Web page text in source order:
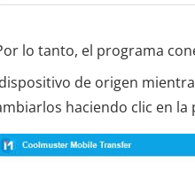
lo tanto, el programa
de origen
haciendo clic en la